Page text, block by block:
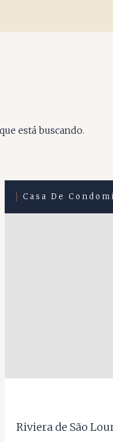
está buscando.
Casa De
Riviera de São